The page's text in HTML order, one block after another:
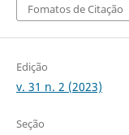
Fomatos de Citação
Edição
v. 31 n. 2 (2023)
Seção